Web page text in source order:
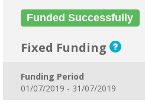
Funded Successfully
Fixed Funding
Funding Period
01/07/2019 - 31/07/2019